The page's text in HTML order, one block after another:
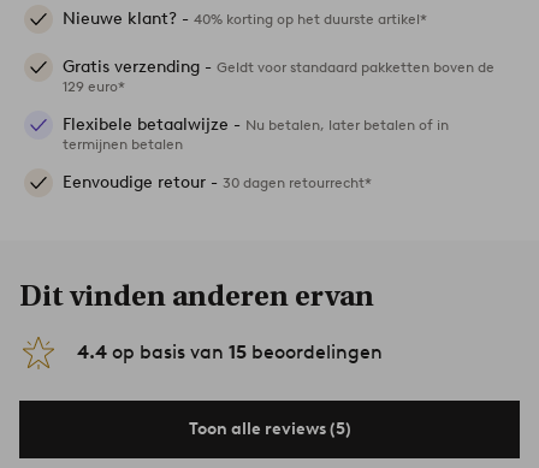
Nieuwe klant? - 40% korting op het duurste artikel*
Gratis verzending - Geldt voor standaard pakketten boven de
129 euro*
Flexibele betaalwijze - Nu betalen, later betalen of in
termijnen betalen
Eenvoudige retour - 30 dagen retourrecht*
Dit vinden anderen ervan
4.4 op basis van 15 beoordelingen
Toon alle reviews (5)